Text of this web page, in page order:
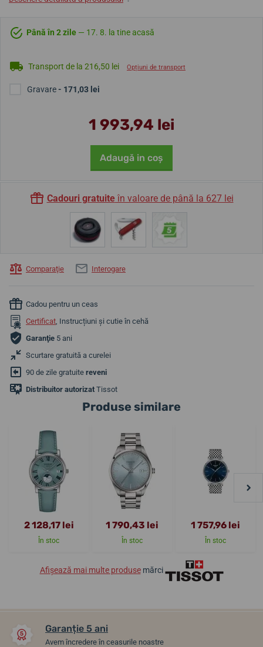
Până în 2 zile — 17. 8. la tine acasă
Transport de la 216,50 lei Opțiuni de transport
Gravare- 171,03 lei
1 993,94 lei
Adaugă in coş
Cadouri gratuiteîn valoare de până la 627 lei
Comparaţie Interogare
Cadou pentru un ceas
Certificat, Instrucțiuni și cutie în cehă
Garanţie 5 ani
Scurtare gratuită a curelei
90 de zile gratuite reveni
Distribuitor autorizat Tissot
Produse similare
2 128,17 lei
În stoc
1 790,43 lei
În stoc
1 757,96 lei
În stoc
Afișează mai multe produsemărci
Garanție 5 ani
Avem încredere în ceasurile noastre